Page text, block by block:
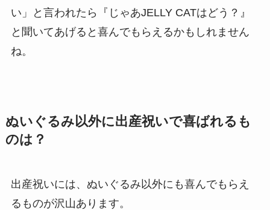
い」と言われたら『じゃあJELLY CATはどう？』
と聞いてあげると喜んでもらえるかもしれません
ね。
ぬいぐるみ以外に出産祝いで喜ばれるも
のは？
出産祝いには、ぬいぐるみ以外にも喜んでもらえ
るものが沢山あります。